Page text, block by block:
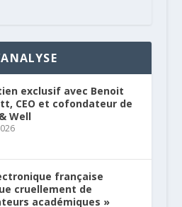
exclusif avec Benoit
CEO et cofondateur de
Well
française
cruellement de
académiques »